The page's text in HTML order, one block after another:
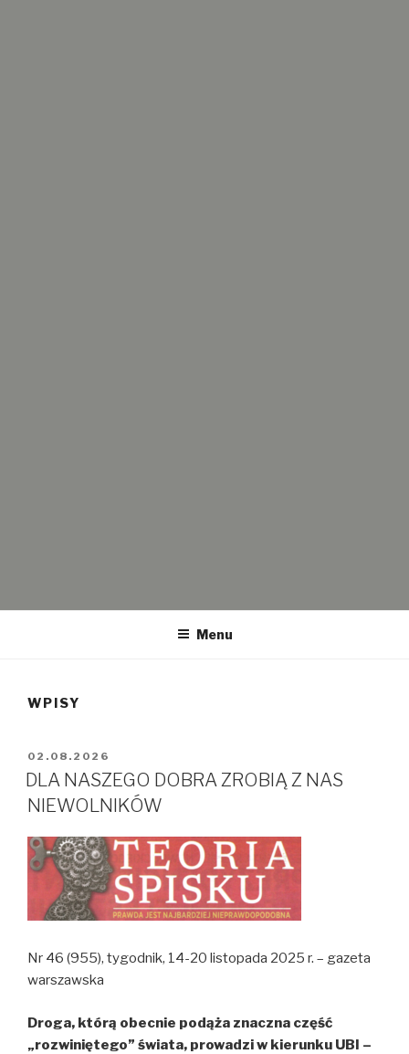
WOLNI I SOLIDARNI
Menu
WPISY
OPUBLIKOWANE
W
02.08.2026
DLA NASZEGO DOBRA ZROBIĄ Z NAS
NIEWOLNIKÓW
Nr 46 (955), tygodnik, 14-20 listopada 2025 r. – gazeta
warszawska
Droga, którą obecnie podąża znaczna część
„rozwiniętego” świata, prowadzi w kierunku UBI –